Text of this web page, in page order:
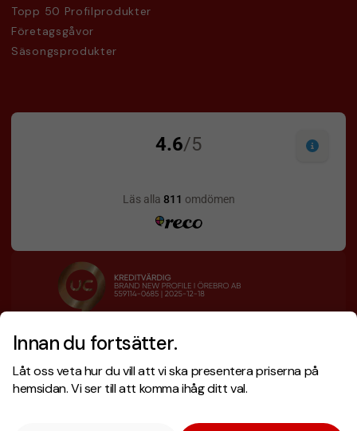
Innan du fortsätter.
Låt oss veta hur du vill att vi ska presentera priserna på
hemsidan. Vi ser till att komma ihåg ditt val.
Topp 50 Profilprodukter
Företagsgåvor
Säsongsprodukter
Designskiss inom 1 h
Fri offert
Snabb leverans